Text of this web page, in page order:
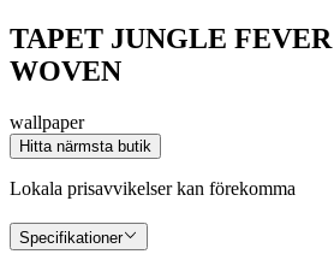
TAPET JUNGLE
WOVEN
wallpaper
Hitta närmsta butik
Lokala prisavvikelser kan förekomma
Specifikationer